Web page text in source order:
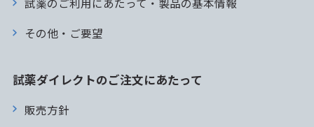
その他・ご要望
試薬ダイレクトのご注文にあたって
販売方針